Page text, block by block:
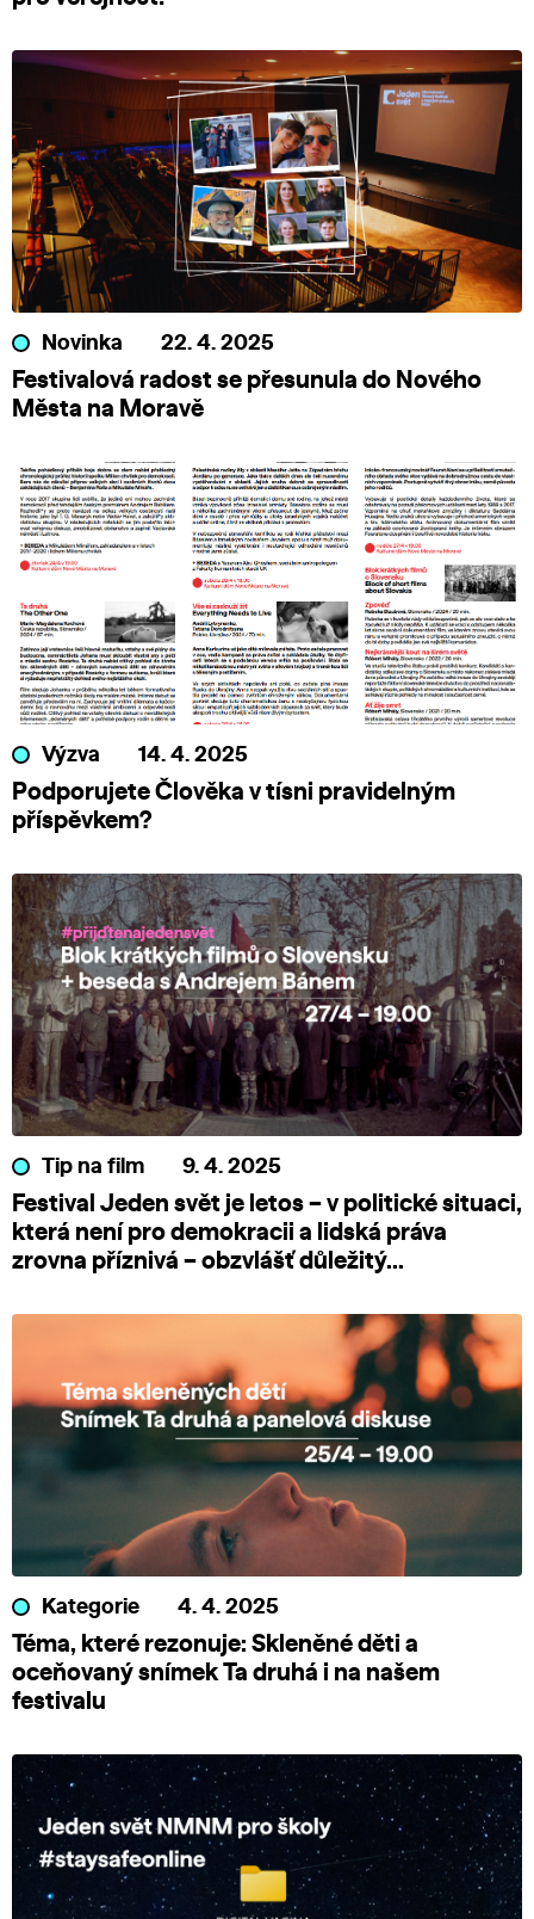
Novinka 22. 4. 2025
Festivalová radost se přesunula do Nového
Města na Moravě
Výzva 14. 4. 2025
Podporujete Člověka v tísni pravidelným
příspěvkem?
Tip na film 9. 4. 2025
Festival Jeden svět je letos – v politické situaci,
která není pro demokracii a lidská práva
zrovna příznivá – obzvlášť důležitý...
Kategorie 4. 4. 2025
Téma, které rezonuje: Skleněné děti a
oceňovaný snímek Ta druhá i na našem
festivalu